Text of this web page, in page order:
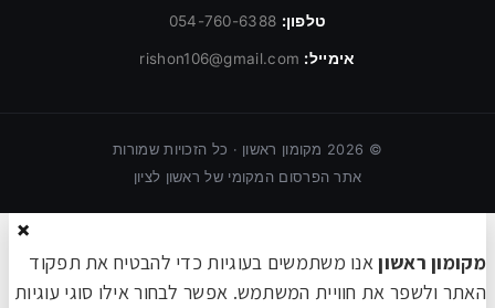
טלפון: 054-760-6388
אימייל: rishon106@gmail.com
©
2026 מקומון ראשון · כל הזכויות שמורות
אתר הפרסום המקומי של ראשון לציון
×
מקומון ראשוןאנו משתמשים בעוגיות כדי להבטיח את תפקוד
האתר ולשפר את חוויית המשתמש. אפשר לבחור אילו סוגי עוגיות